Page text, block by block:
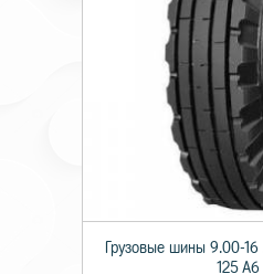
Грузовые шины 9.00-
125 A6